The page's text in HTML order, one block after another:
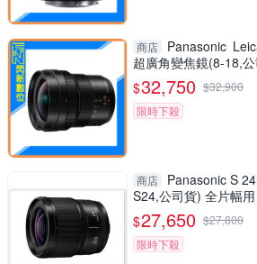
商店
Panasonic
超廣角變焦鏡(8-18,
$32,750 $32,900
限時下殺
商店
Panasonic S
S24,公司貨) 全片幅用
$27,650 $27,800
限時下殺